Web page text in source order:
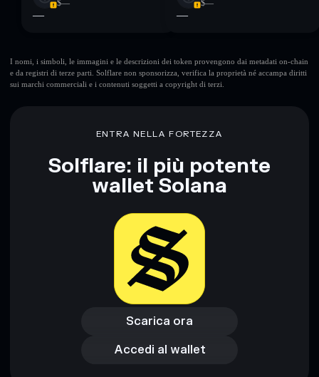
$—
—
$—
—
I nomi, i simboli, le immagini e le descrizioni dei token provengono dai metadati on-chain
e da registri di terze parti. Solflare non sponsorizza, verifica la proprietà né accampa diritti
sui marchi commerciali e i contenuti soggetti a copyright di terzi.
ENTRA NELLA FORTEZZA
Solflare: il più potente
wallet Solana
Scarica ora
Scarica ora
Accedi al wallet
Accedi al wallet